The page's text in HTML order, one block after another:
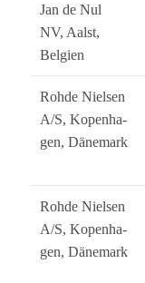
Jan de Nul
NV, Aalst,
Belgien
Rohde Niel­sen
A/S, Kopen­ha­
gen, Dänemark
Rohde Niel­sen
A/S, Kopen­ha­
gen, Dänemark